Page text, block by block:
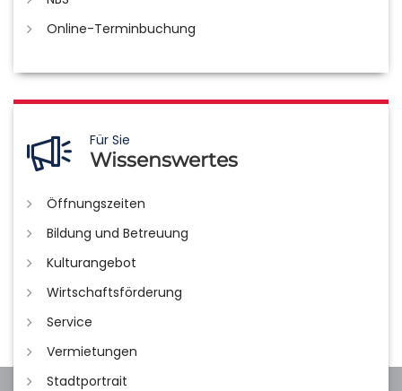
Online-Terminbuchung
Für Sie
Wissenswertes
Öffnungszeiten
Bildung und Betreuung
Kulturangebot
Wirtschaftsförderung
Service
Vermietungen
Stadtportrait